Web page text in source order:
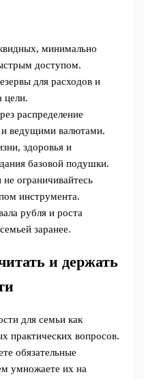
минимально
доступом.
для расходов и
цели.
распределение
ведущими валютами.
здоровья и
базовой подушки.
ограничивайтесь
инструмента.
рубля и роста
заранее.
и держать
для семьи как
практических вопросов.
обязательные
умножаете их на